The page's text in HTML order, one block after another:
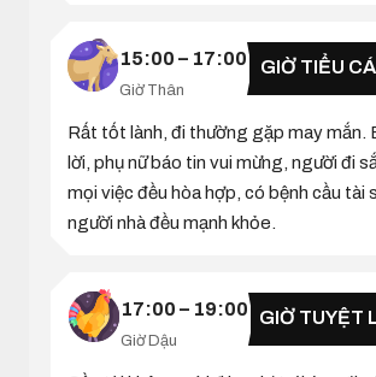
15:00 – 17:00
Giờ Thân
GIỜ TIỂU
Rất tốt lành, đi thường gặp may mắn.
lời, phụ nữ báo tin vui mừng, người đi
mọi việc đều hòa hợp, có bệnh cầu tài
người nhà đều mạnh khỏe.
17:00 – 19:00
Giờ Dậu
GIỜ TUYỆT